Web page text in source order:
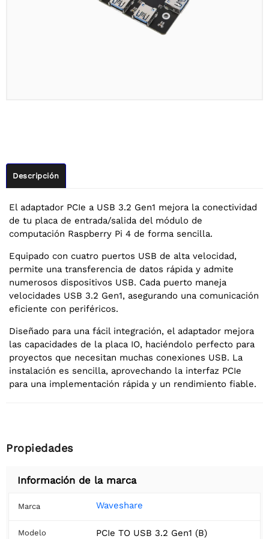
Descripción
El adaptador PCIe a USB 3.2 Gen1 mejora la conectividad
de tu placa de entrada/salida del módulo de
computación Raspberry Pi 4 de forma sencilla.
Equipado con cuatro puertos USB de alta velocidad,
permite una transferencia de datos rápida y admite
numerosos dispositivos USB. Cada puerto maneja
velocidades USB 3.2 Gen1, asegurando una comunicación
eficiente con periféricos.
Diseñado para una fácil integración, el adaptador mejora
las capacidades de la placa IO, haciéndolo perfecto para
proyectos que necesitan muchas conexiones USB. La
instalación es sencilla, aprovechando la interfaz PCIe
para una implementación rápida y un rendimiento fiable.
Propiedades
Información de la marca
Marca Waveshare
Modelo PCIe TO USB 3.2 Gen1 (B)